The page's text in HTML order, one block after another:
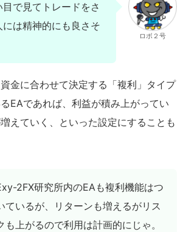
で見てトレードをさ
は精神的にも良さそ
ロボ２号
金に合わせて決定する「複利」タイプ
EAであれば、利益が積み上がってい
えていく、といった設定にすることも
2FX研究所内のEAも複利機能はつ
ているが、リターンも増えるがリス
も上がるので利用は計画的にじゃ。